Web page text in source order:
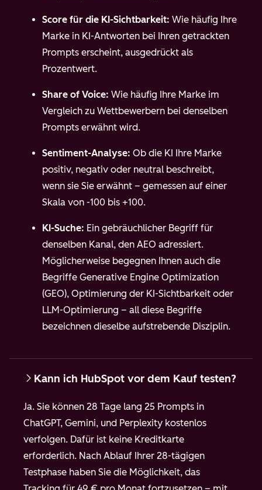
Score für die KI-Sichtbarkeit: Wie häufig Ihre
Marke in KI-Antworten bei Ihren getrackten
Prompts erscheint, ausgedrückt als
Prozentwert.
Share of Voice: Wie häufig Ihre Marke im
Vergleich zu Wettbewerbern bei denselben
Prompts erwähnt wird.
Sentiment-Analyse: Ob die KI Ihre Marke
positiv, negativ oder neutral beschreibt,
wenn sie Sie erwähnt – gemessen auf einer
Skala von -100 bis +100.
KI-Suche: Ein gebräuchlicher Begriff für
denselben Kanal, den AEO adressiert.
Möglicherweise begegnen Ihnen auch die
Begriffe Generative Engine Optimization
(GEO), Optimierung der KI-Sichtbarkeit oder
LLM-Optimierung – all diese Begriffe
bezeichnen dieselbe aufstrebende Disziplin.
Kann ich HubSpot vor dem Kauf testen?
Ja. Sie können 28 Tage lang 25 Prompts in
ChatGPT, Gemini, und Perplexity kostenlos
verfolgen. Dafür ist keine Kreditkarte
erforderlich. Nach Ablauf Ihrer 28-tägigen
Testphase haben Sie die Möglichkeit, das